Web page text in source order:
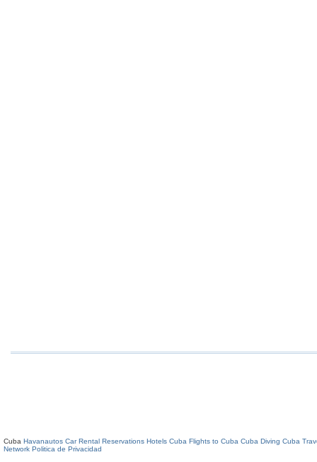
Cuba Havanautos Car Rental Reservations Hotels Cuba Flights to Cuba Cuba Diving Cuba
Network Politica de Privacidad